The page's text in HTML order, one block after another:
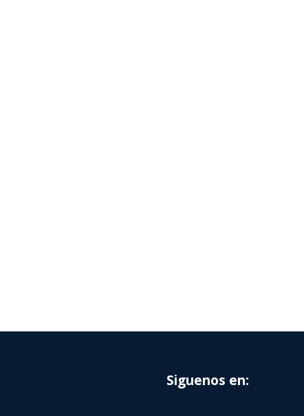
Siguenos en: